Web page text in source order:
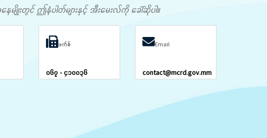
ေမျိုးတွင် ဤနံပါတ်များနှင့် အီးမေးလ်ကို ခေါ်ဆိုပါ။
ဖက်စ်
၀၆၇ - ၄၁၀၀၃၆
Email
contact@mcrd.gov.mm